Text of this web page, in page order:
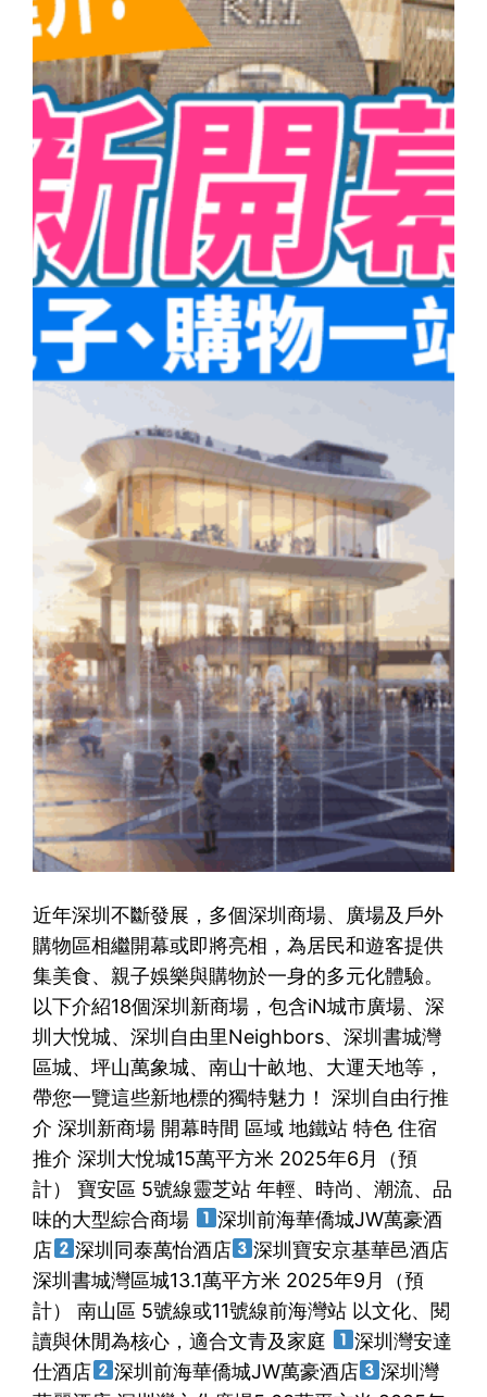
近年深圳不斷發展，多個深圳商場、廣場及戶外
購物區相繼開幕或即將亮相，為居民和遊客提供
集美食、親子娛樂與購物於一身的多元化體驗。
以下介紹18個深圳新商場，包含iN城市廣場、深
圳大悅城、深圳自由里Neighbors、深圳書城灣
區城、坪山萬象城、南山十畝地、大運天地等，
帶您一覽這些新地標的獨特魅力！ 深圳自由行推
介 深圳新商場 開幕時間 區域 地鐵站 特色 住宿
推介 深圳大悅城15萬平方米 2025年6月（預
計） 寶安區 5號線靈芝站 年輕、時尚、潮流、品
味的大型綜合商場
深圳前海華僑城JW萬豪酒
店
深圳同泰萬怡酒店
深圳寶安京基華邑酒店
深圳書城灣區城13.1萬平方米 2025年9月（預
計） 南山區 5號線或11號線前海灣站 以文化、閱
讀與休閒為核心，適合文青及家庭
深圳灣安達
仕酒店
深圳前海華僑城JW萬豪酒店
深圳灣